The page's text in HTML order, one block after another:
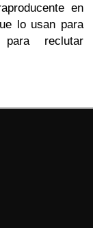
en
lo usan para
reclutar